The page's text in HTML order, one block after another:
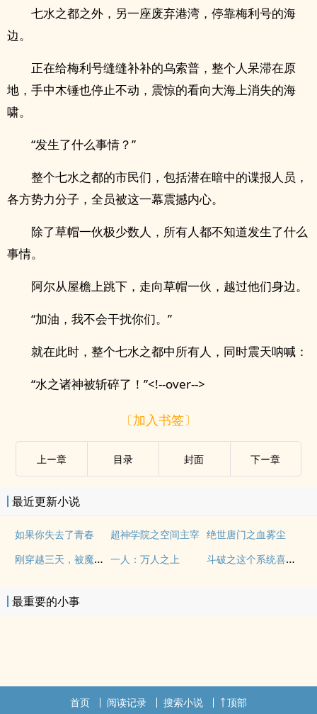
七水之都之外，另一座废弃港湾，停靠梅利号的海
边。
正在给梅利号缝缝补补的乌索普，整个人呆滞在原
地，手中木锤也停止不动，震惊的看向大海上消失的海
啸。
“发生了什么事情？”
整个七水之都的市民们，包括潜在暗中的谍报人员，
各方势力分子，全员被这一幕震撼内心。
除了草帽一伙极少数人，所有人都不知道发生了什么
事情。
阿尔从屋檐上跳下，走向草帽一伙，越过他们身边。
“加油，我不会干扰你们。”
就在此时，整个七水之都中所有人，同时震天呐喊：
“水之诸神被斩碎了！”<!--over-->
〔加入书签〕
上ー章 目录 封面 下ー章
最近更新小说
如果你失去了青春 超神学院之空间主宰 绝世唐门之血雾尘
刚穿越三天，被魔女绑架了 一人：万人之上 斗破之这个系统喜欢被动
最重要的小事
首页 阅读记录 搜索小说 顶部